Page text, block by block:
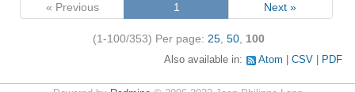
« Previous 1 Next »
(1-100/353) Per page: 25 50 100
Also available in: Atom CSV PDF